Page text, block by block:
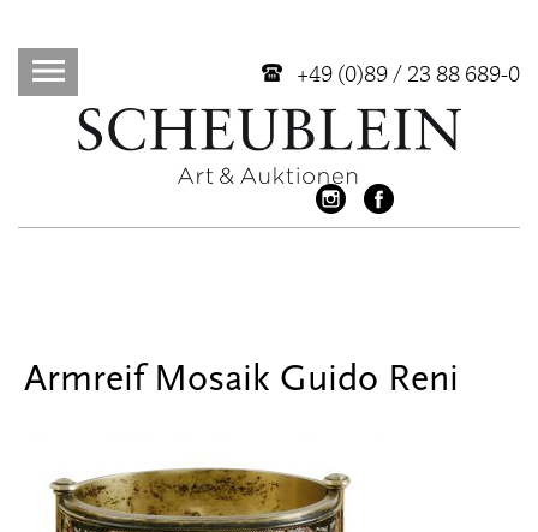
+49 (0)89 / 23 88 689-0
Armreif Mosaik Guido Reni